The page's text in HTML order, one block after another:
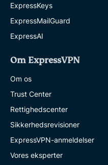
ExpressKeys
ExpressMailGuard
ExpressAI
Om ExpressVPN
Om os
Trust Center
Rettighedscenter
Sikkerhedsrevisioner
ExpressVPN-anmeldelser
Vores eksperter